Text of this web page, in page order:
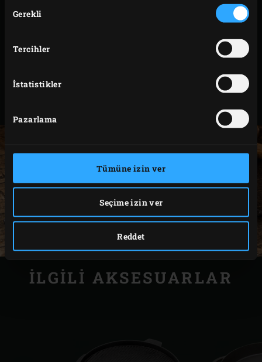
Seçimi
Gerekli
Tercihler
İstatistikler
Pazarlama
Tümüne izin ver
Seçime izin ver
Reddet
sayesinde kullanımı da oldukça rahattır. Temizlemesi
kolaydır; uzun ömürlü kullanmak için ara sıra bitkisel
İLGILI AKSESUARLAR